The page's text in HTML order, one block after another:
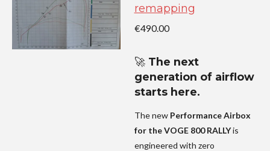
remapping
€490.00
🚀 The next
generation of airflow
starts here.
The new Performance Airbox
for the VOGE 800 RALLYis
engineered with zero